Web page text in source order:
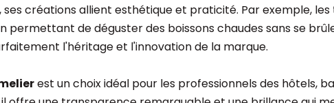
créations allient esthétique et praticité. Par exemple,
de déguster des boissons chaudes sans se
l'héritage et l'innovation de la marque.
est un choix idéal pour les professionnels des hôtels,